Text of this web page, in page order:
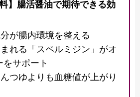
】腸活醤油で期待できる効
が腸内環境を整える
れる「スペルミジン」がオ
サポート
つゆよりも血糖値が上がり